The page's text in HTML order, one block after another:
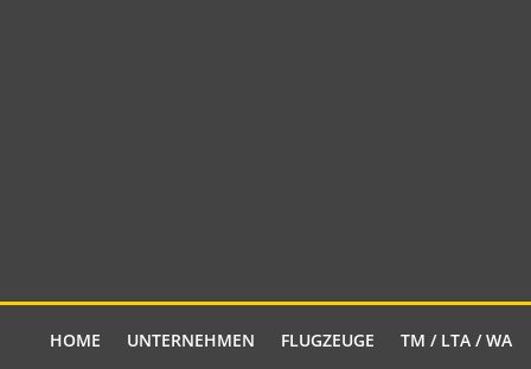
HOME UNTERNEHMEN FLUGZEUGE TM / LTA / WA